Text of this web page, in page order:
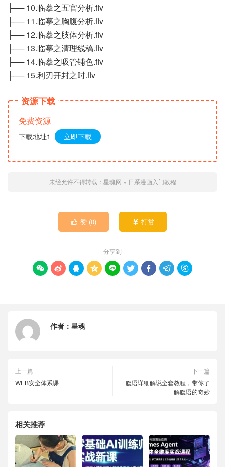
├── 10.临摹之五官分析.flv
├── 11.临摹之胸腹分析.flv
├── 12.临摹之肢体分析.flv
├── 13.临摹之清理线稿.flv
├── 14.临摹之吸管铺色.flv
├── 15.利刃开封之时.flv
资源下载
免费资源
下载地址1 立即下载
未经允许不得转载： 星魂网 » 日系漫画入门教程
 赞 (0)  打赏
分享到
        
作者： 星魂
上一篇
WEB安全体系课
下一篇
腹语详细解说全套教程，带你了
解腹语的奇妙
相关推荐